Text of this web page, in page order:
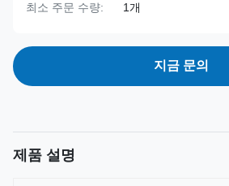
최소 주문 수량: 1개
지금 문의
제품 설명